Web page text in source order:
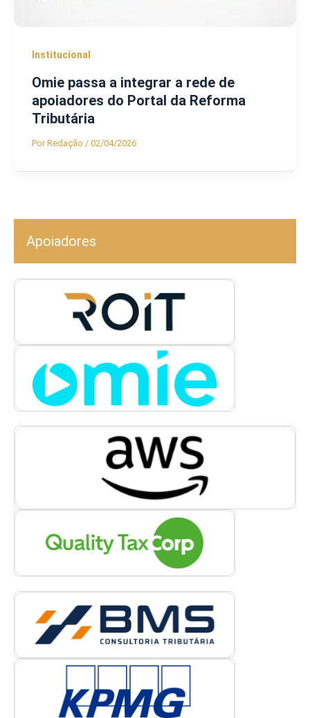
Institucional
Omie passa a integrar a rede de
apoiadores do Portal da Reforma
Tributária
PorRedação / 02/04/2026
Apoiadores